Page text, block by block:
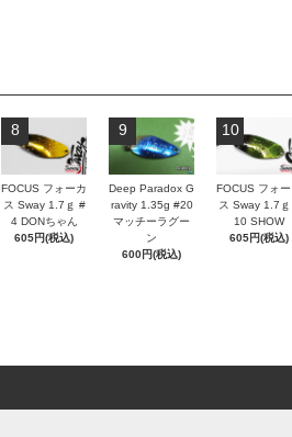
8
FOCUS フォーカ
ス Sway 1.7ｇ #
4 DONちゃん
605円(税込)
9
Deep Paradox G
ravity 1.35g #20
マッチーラグー
ン
600円(税込)
10
FOCUS フォー
ス Sway 1.7
10 SHOW
605円(税込)